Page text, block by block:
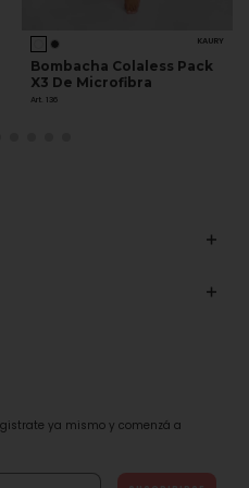
KAURY
Bombacha Colaless Pack
X3 De Microfibra
Art. 136
ya mismo y comenzá a